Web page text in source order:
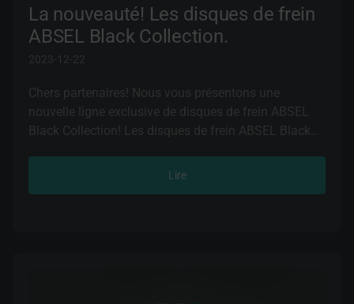
La nouveauté! Les disques de frein
ABSEL Black Collection.
2023-12-22
Chers partenaires! Nous vous présentons une
nouvelle ligne exclusive de disques de frein ABSEL
Black Collection! Les disques de frein ABSEL Black
l'utilisation d'un emballage plastique exclusif assure
Lire